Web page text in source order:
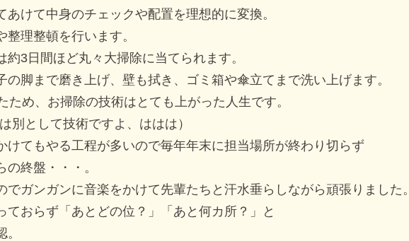
あけて中身のチェックや配置を理想的に変換。
理整頓を行います。
約3日間ほど丸々大掃除に当てられます。
の脚まで磨き上げ、壁も拭き、ゴミ箱や傘立てまで洗い上げます。
ため、お掃除の技術はとても上がった人生です。
別として技術ですよ、ははは）
けてもやる工程が多いので毎年年末に担当場所が終わり切らず
終盤・・・。
でガンガンに音楽をかけて先輩たちと汗水垂らしながら頑張りました。
ておらず「あとどの位？」「あと何カ所？」と